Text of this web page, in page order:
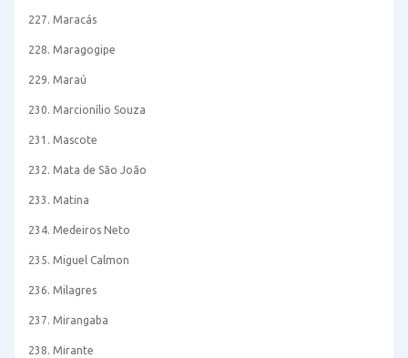
227. Maracás
228. Maragogipe
229. Maraú
230. Marcionílio Souza
231. Mascote
232. Mata de São João
233. Matina
234. Medeiros Neto
235. Miguel Calmon
236. Milagres
237. Mirangaba
238. Mirante